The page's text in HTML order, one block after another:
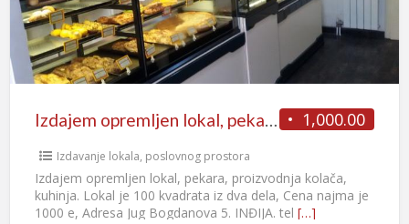
1,000.00
Izdajem opremljen lokal, pekara, proizvodnja kolača, kuhinja – Inđija
Izdavanje lokala, poslovnog prostora
Izdajem opremljen lokal, pekara, proizvodnja kolača,
kuhinja. Lokal je 100 kvadrata iz dva dela, Cena najma je
1000 e, Adresa Jug Bogdanova 5. INĐIJA. tel […]